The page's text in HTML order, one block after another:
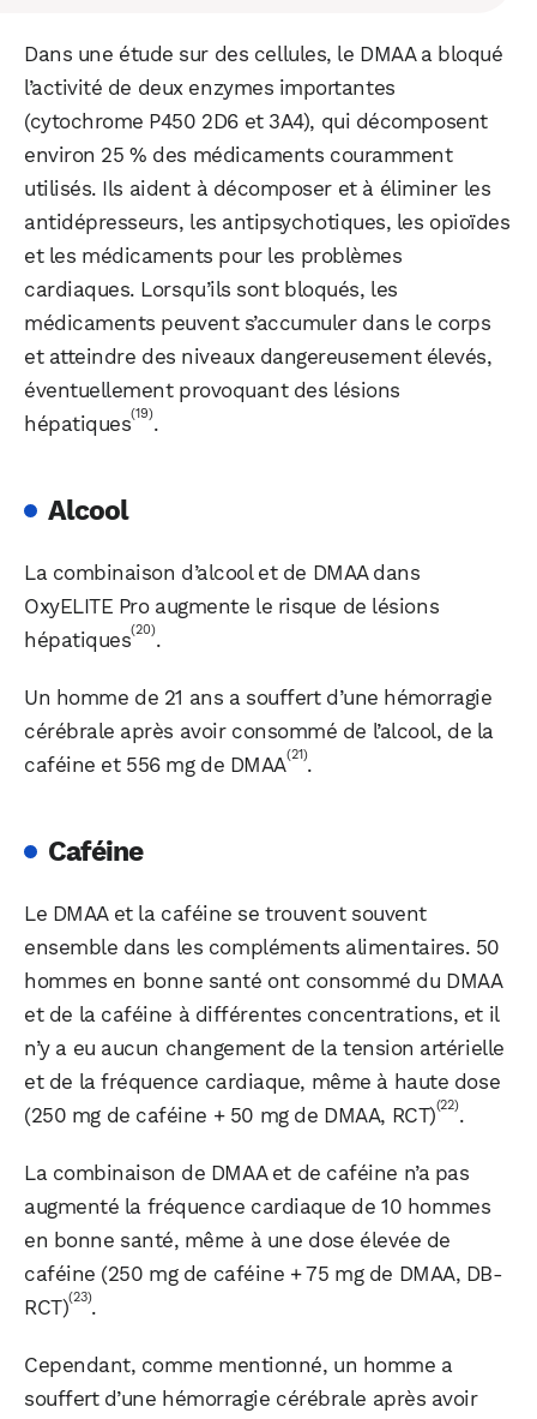
Dans une étude sur des cellules, le DMAA a bloqué
l’activité de deux enzymes importantes
(cytochrome P450 2D6 et 3A4), qui décomposent
environ 25 % des médicaments couramment
utilisés. Ils aident à décomposer et à éliminer les
antidépresseurs, les antipsychotiques, les opioïdes
et les médicaments pour les problèmes
cardiaques. Lorsqu’ils sont bloqués, les
médicaments peuvent s’accumuler dans le corps
et atteindre des niveaux dangereusement élevés,
éventuellement provoquant des lésions
hépatiques(19).
Alcool
La combinaison d’alcool et de DMAA dans
OxyELITE Pro augmente le risque de lésions
hépatiques(20).
Un homme de 21 ans a souffert d’une hémorragie
cérébrale après avoir consommé de l’alcool, de la
caféine et 556 mg de DMAA(21).
Caféine
Le DMAA et la caféine se trouvent souvent
ensemble dans les compléments alimentaires. 50
hommes en bonne santé ont consommé du DMAA
et de la caféine à différentes concentrations, et il
n’y a eu aucun changement de la tension artérielle
et de la fréquence cardiaque, même à haute dose
(250 mg de caféine + 50 mg de DMAA, RCT)(22).
La combinaison de DMAA et de caféine n’a pas
augmenté la fréquence cardiaque de 10 hommes
en bonne santé, même à une dose élevée de
caféine (250 mg de caféine + 75 mg de DMAA, DB-
RCT)(23).
Cependant, comme mentionné, un homme a
souffert d’une hémorragie cérébrale après avoir